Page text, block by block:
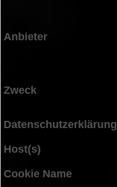
Anbieter
Zweck
Datenschutzerklärung
Host(s)
Cookie Name